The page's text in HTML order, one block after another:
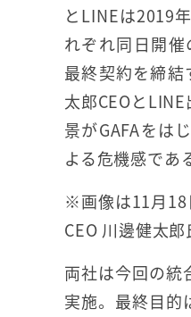
とLINEは2019
れぞれ同日開
最終契約を締
太郎CEOと
景がGAFAをは
よる危機感であ
※画像は11月18
CEO 川邊健太
両社は今回の統
実施。最終目的